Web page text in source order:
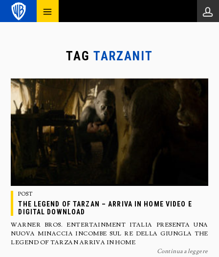
TAG TARZANIT
POST
THE LEGEND OF TARZAN – ARRIVA IN HOME VIDEO E
DIGITAL DOWNLOAD
WARNER BROS. ENTERTAINMENT ITALIA PRESENTA UNA
NUOVA MINACCIA INCOMBE SUL RE DELLA GIUNGLA THE
LEGEND OF TARZAN ARRIVA IN HOME
Continua a leggere